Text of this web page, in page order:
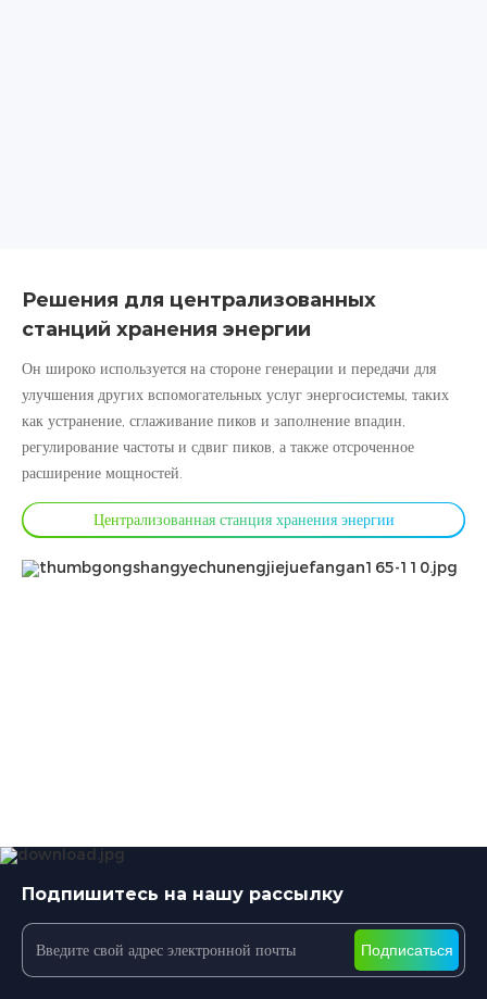
Решения для централизованных
станций хранения энергии
Он широко используется на стороне генерации и передачи для
улучшения других вспомогательных услуг энергосистемы, таких
как устранение, сглаживание пиков и заполнение впадин,
регулирование частоты и сдвиг пиков, а также отсроченное
расширение мощностей.
Централизованная станция хранения энергии
Подпишитесь на нашу рассылку
Подписаться